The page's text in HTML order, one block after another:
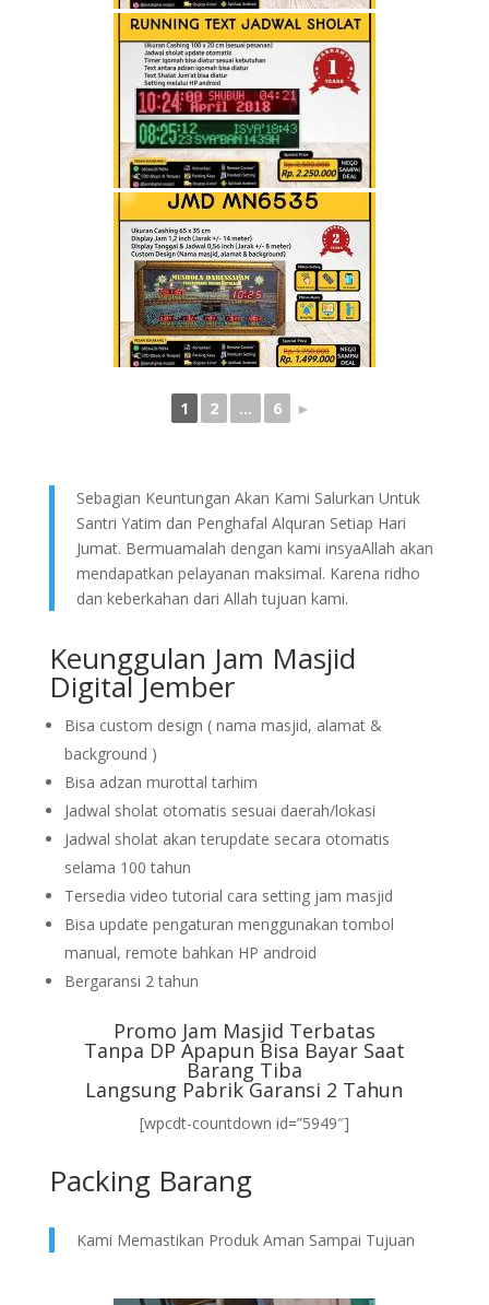
1 2 ... 6 ►
Sebagian Keuntungan Akan Kami Salurkan Untuk
Santri Yatim dan Penghafal Alquran Setiap Hari
Jumat. Bermuamalah dengan kami insyaAllah akan
mendapatkan pelayanan maksimal. Karena ridho
dan keberkahan dari Allah tujuan kami.
Keunggulan Jam Masjid
Digital Jember
Bisa custom design ( nama masjid, alamat &
background )
Bisa adzan murottal tarhim
Jadwal sholat otomatis sesuai daerah/lokasi
Jadwal sholat akan terupdate secara otomatis
selama 100 tahun
Tersedia video tutorial cara setting jam masjid
Bisa update pengaturan menggunakan tombol
manual, remote bahkan HP android
Bergaransi 2 tahun
Promo Jam Masjid Terbatas
Tanpa DP Apapun Bisa Bayar Saat
Barang Tiba
Langsung Pabrik Garansi 2 Tahun
[wpcdt-countdown id=”5949″]
Packing Barang
Kami Memastikan Produk Aman Sampai Tujuan